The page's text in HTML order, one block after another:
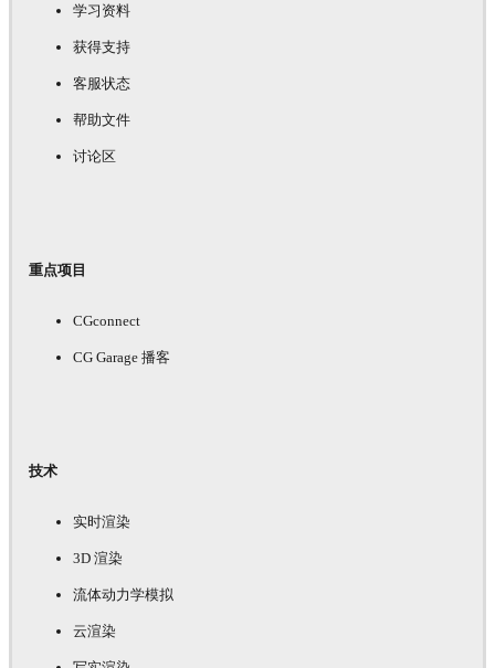
学习资料
获得支持
客服状态
帮助文件
讨论区
重点项目
CGconnect
CG Garage 播客
技术
实时渲染
3D 渲染
流体动力学模拟
云渲染